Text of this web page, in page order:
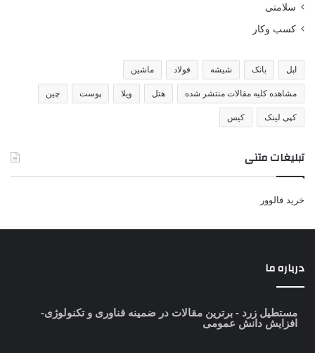
سلامتی
کسب وکار
اپل بانک شیشه فولاد ماشین
مشاهده کلیه مقالات منتشر شده هتل ویلا پوست چین
کپی لینک کیس
تبلیغات متنی
خرید فالوور
درباره ما
مستطیل زرد - برترین مقالات در ضمینه فناوری و تکنولوژی-
افزایش دانش عمومی